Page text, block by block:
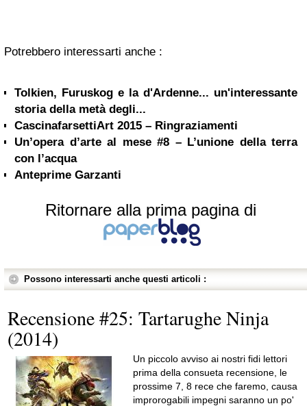
Potrebbero interessarti anche :
Tolkien, Furuskog e la d'Ardenne... un'interessante
storia della metà degli...
CascinafarsettiArt 2015 – Ringraziamenti
Un’opera d’arte al mese #8 – L’unione della terra
con l’acqua
Anteprime Garzanti
Ritornare alla prima pagina di
Possono interessarti anche questi articoli :
Recensione #25: Tartarughe Ninja
(2014)
Un piccolo avviso ai nostri fidi lettori
prima della consueta recensione, le
prossime 7, 8 rece che faremo, causa
improrogabili impegni saranno un po'